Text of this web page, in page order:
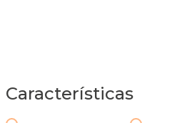
Características